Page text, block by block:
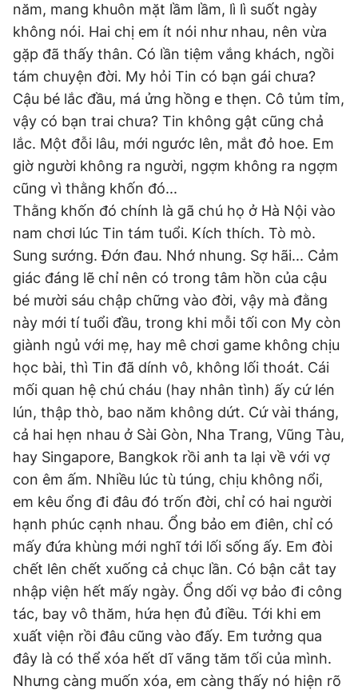
năm, mang khuôn mặt lầm lầm, lì lì suốt ngày
không nói. Hai chị em ít nói như nhau, nên vừa
gặp đã thấy thân. Có lần tiệm vắng khách, ngồi
tám chuyện đời. My hỏi Tin có bạn gái chưa?
Cậu bé lắc đầu, má ửng hồng e thẹn. Cô tủm tỉm,
vậy có bạn trai chưa? Tin không gật cũng chả
lắc. Một đỗi lâu, mới ngước lên, mắt đỏ hoe. Em
giờ người không ra người, ngợm không ra ngợm
cũng vì thằng khốn đó...
Thằng khốn đó chính là gã chú họ ở Hà Nội vào
nam chơi lúc Tin tám tuổi. Kích thích. Tò mò.
Sung sướng. Đớn đau. Nhớ nhung. Sợ hãi... Cảm
giác đáng lẽ chỉ nên có trong tâm hồn của cậu
bé mười sáu chập chững vào đời, vậy mà đằng
này mới tí tuổi đầu, trong khi mỗi tối con My còn
giành ngủ với mẹ, hay mê chơi game không chịu
học bài, thì Tin đã dính vô, không lối thoát. Cái
mối quan hệ chú cháu (hay nhân tình) ấy cứ lén
lún, thập thò, bao năm không dứt. Cứ vài tháng,
cả hai hẹn nhau ở Sài Gòn, Nha Trang, Vũng Tàu,
hay Singapore, Bangkok rồi anh ta lại về với vợ
con êm ấm. Nhiều lúc tù túng, chịu không nổi,
em kêu ổng đi đâu đó trốn đời, chỉ có hai người
hạnh phúc cạnh nhau. Ổng bảo em điên, chỉ có
mấy đứa khùng mới nghĩ tới lối sống ấy. Em đòi
chết lên chết xuống cả chục lần. Có bận cắt tay
nhập viện hết mấy ngày. Ổng dối vợ bảo đi công
tác, bay vô thăm, hứa hẹn đủ điều. Tới khi em
xuất viện rồi đâu cũng vào đấy. Em tưởng qua
đây là có thể xóa hết dĩ vãng tăm tối của mình.
Nhưng càng muốn xóa, em càng thấy nó hiện rõ